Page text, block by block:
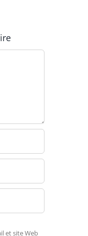
et site Web